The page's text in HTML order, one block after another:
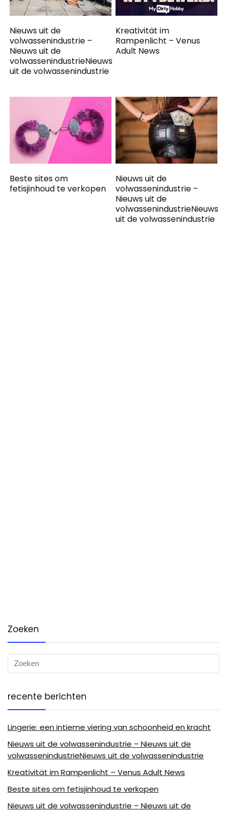
Nieuws uit de
volwassenindustrie –
Nieuws uit de
volwassenindustrieNieuws
uit de volwassenindustrie
Kreativität im
Rampenlicht – Venus
Adult News
Beste sites om
fetisjinhoud te verkopen
Nieuws uit de
volwassenindustrie –
Nieuws uit de
volwassenindustrieNieuws
uit de volwassenindustrie
Zoeken
recente berichten
Lingerie: een intieme viering van schoonheid en kracht
Nieuws uit de volwassenindustrie – Nieuws uit de
volwassenindustrieNieuws uit de volwassenindustrie
Kreativität im Rampenlicht – Venus Adult News
Beste sites om fetisjinhoud te verkopen
Nieuws uit de volwassenindustrie – Nieuws uit de